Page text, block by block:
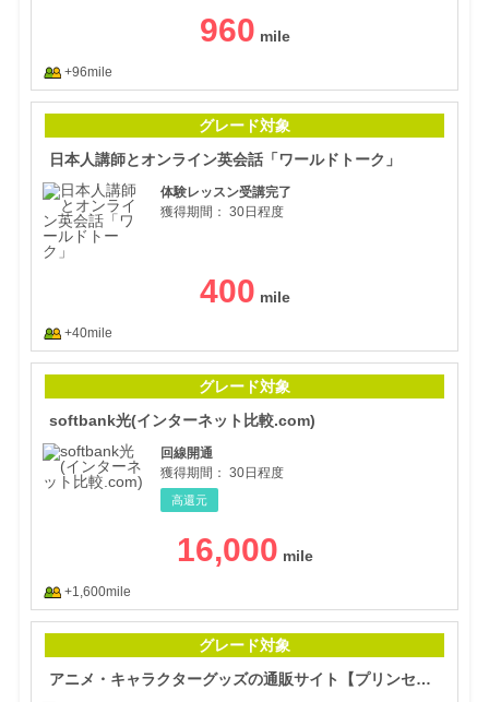
960
+96mile
グレード対象
日本人講師とオンライン英会話「ワールドトーク」
体験レッスン受講完了
獲得期間： 30日程度
400
+40mile
グレード対象
softbank光(インターネット比較.com)
回線開通
獲得期間： 30日程度
高還元
16,000
+1,600mile
グレード対象
アニメ・キャラクターグッズの通販サイト【プリンセスカフェショップオンライン】